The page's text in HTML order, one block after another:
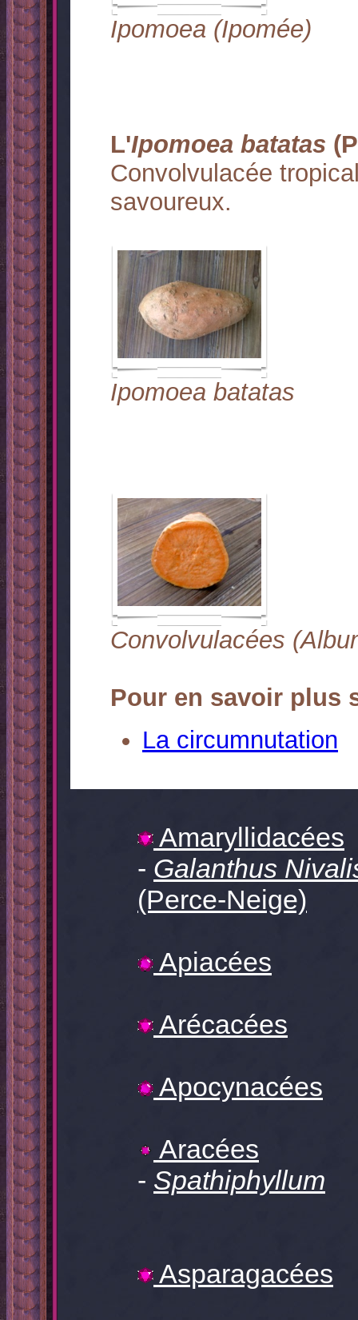
Ipomoea (Ipomée)
L'Ipomoea batatas
Convolvulacée
savoureux.
Ipomoea batatas
Convolvulacées
Pour en savoir plus
La circumnutation
Amaryllidacées
- Galanthus
(Perce-Neige)
Apiacées
Arécacées
Apocynacées
Aracées
- Spathiphyllum
Asparagacées